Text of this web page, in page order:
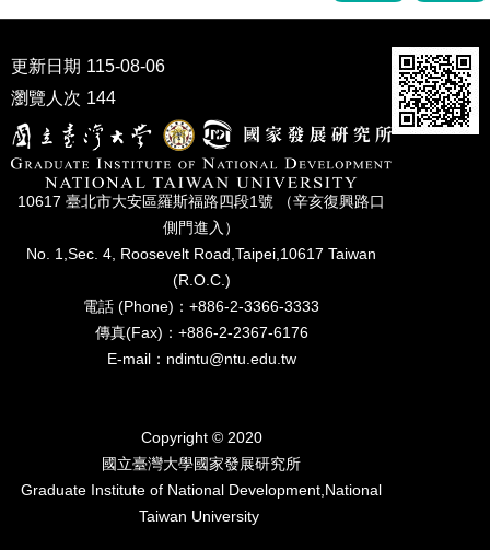
家
發
研
究
刊
口
更新日期 115-08-06
瀏覽人次 144
10617 臺北市⼤安區羅斯福路四段1號 （辛亥復興路⼝
側⾨進入）
No. 1,Sec. 4, Roosevelt Road,Taipei,10617 Taiwan
(R.O.C.)
電話 (Phone)：+886-2-3366-3333
傳真(Fax)：+886-2-2367-6176
E-mail：ndintu@ntu.edu.tw
Copyright © 2020
國立臺灣⼤學國家發展研究所
Graduate Institute of National Development,National
Taiwan University